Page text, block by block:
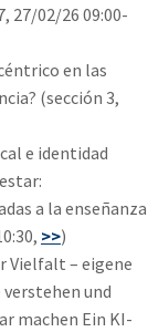
27/02/26 09:00-
en las
(sección 3,
e identidad
a la enseñanza
>>)
Vielfalt – eigene
und
machen Ein KI-